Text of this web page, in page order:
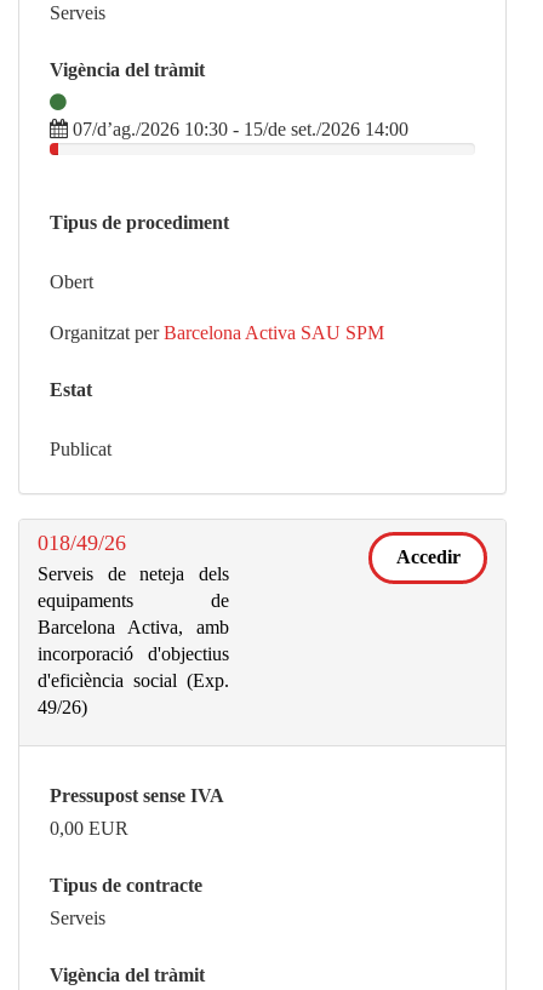
Serveis
Vigència del tràmit
07/d’ag./2026 10:30 - 15/de set./2026 14:00
Tipus de procediment
Obert
Organitzat per Barcelona Activa SAU SPM
Estat
Publicat
018/49/26
Serveis de neteja dels
equipaments de
Barcelona Activa, amb
incorporació d'objectius
d'eficiència social (Exp.
49/26)
Accedir
Pressupost sense IVA
0,00 EUR
Tipus de contracte
Serveis
Vigència del tràmit